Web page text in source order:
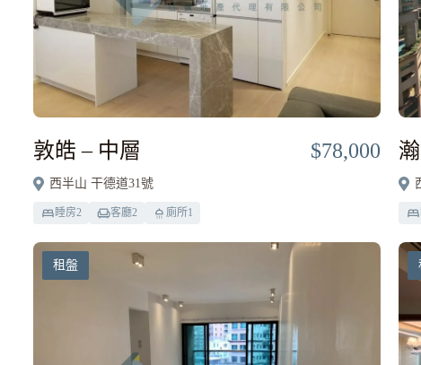
敦皓 – 中層 $78,000
西半山 干德道31號
睡房2 客廳2 廁所1
租盤